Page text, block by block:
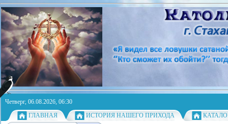
Четверг, 06.08.2026, 06:30
ГЛАВНАЯ
ИСТОРИЯ НАШЕГО ПРИХОДА